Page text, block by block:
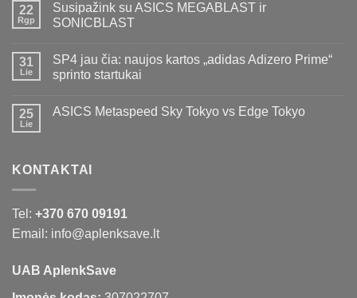
22
Rgp
Susipažink su ASICS MEGABLAST ir
SONICBLAST
31
Lie
SP4 jau čia: naujos kartos „adidas Adizero Prime“
sprinto startukai
25
Lie
ASICS Metaspeed Sky Tokyo vs Edge Tokyo
KONTAKTAI
Tel: +370 670 09191
Email: info@aplenksave.lt
UAB AplenkSave